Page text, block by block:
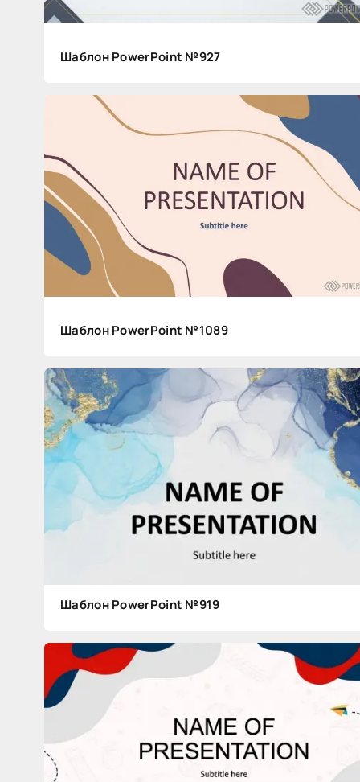
Поделитесь
друзьями:
Шаблон PowerPoint №927
Шаблон PowerPoint №1089
Шаблон PowerPoint №919